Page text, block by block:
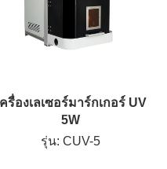
ครื่องเลเซอร์มาร์กเกอร์ UV
5W
รุ่น: CUV-5